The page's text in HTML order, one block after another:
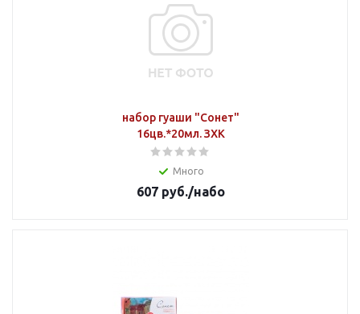
набор гуаши "Сонет"
16цв.*20мл. ЗХК
Много
607руб./набо